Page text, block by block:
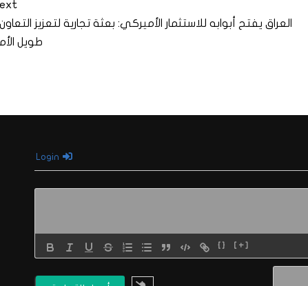
العراق يفتح أبوابه للاستثمار الأميركي: بعثة تجارية لتعزيز التعاون
طويل
{} [+]